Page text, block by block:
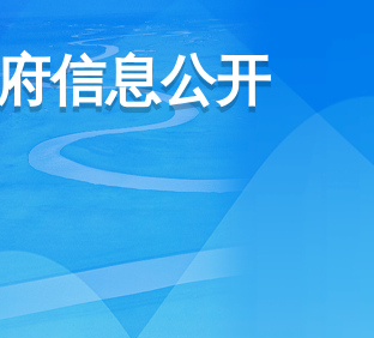
信息公开